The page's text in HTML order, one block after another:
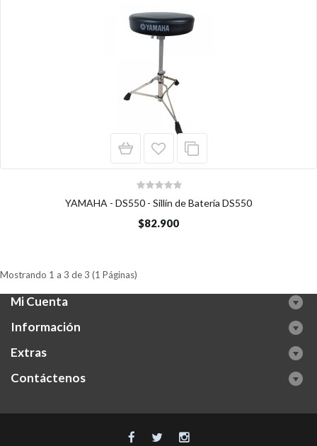
YAMAHA - DS550 - Sillín de Batería DS550
$82.900
Mostrando 1 a 3 de 3 (1 Páginas)
Mi Cuenta
Información
Extras
Contáctenos